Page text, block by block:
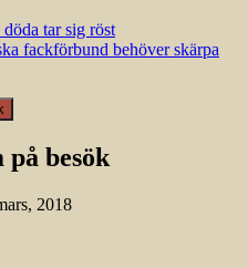
tar sig röst
fackförbund behöver skärpa
besök
2018